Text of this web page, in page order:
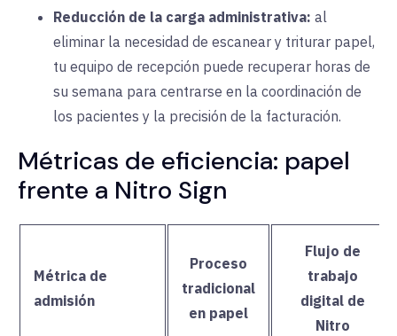
Reducción de la carga administrativa: al
eliminar la necesidad de escanear y triturar papel,
tu equipo de recepción puede recuperar horas de
su semana para centrarse en la coordinación de
los pacientes y la precisión de la facturación.
Métricas de eficiencia: papel
frente a Nitro Sign
Métrica de
admisión
Proceso
tradicional
en papel
Flujo de
trabajo
digital de
Nitro